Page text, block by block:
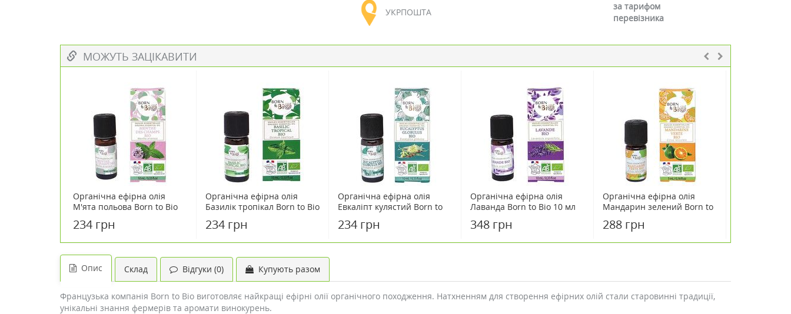
УКРПОШТА
за тарифом
перевізника
МОЖУТЬ ЗАЦІКАВИТИ
Органічна ефірна олія
М'ята польова Born to Bio
234 грн
Органічна ефірна олія
Базилік тропікал Born to Bio
234 грн
Органічна ефірна олія
Евкаліпт кулястий Born to
234 грн
Органічна ефірна олія
Лаванда Born to Bio 10 мл
348 грн
Органічна ефірна олія
Мандарин зелений Born to
288 грн
Опис Склад Відгуки (0) Купують разом
Французька компанія Born to Bio виготовляє найкращі ефірні олії органічного походження. Натхненням для створення ефірних олій стали старовинні традиції,
унікальні знання фермерів та аромати винокурень.